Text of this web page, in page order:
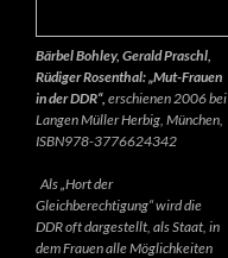
Bärbel Bohley, Gerald Praschl,
Rüdiger Rosenthal: „Mut-Frauen
in der DDR“, erschienen 2006 bei
Langen Müller Herbig, München,
ISBN978-3776624342
Als „Hort der
Gleichberechtigung“ wird die
DDR oft dargestellt, als Staat, in
dem Frauen alle Möglichkeiten